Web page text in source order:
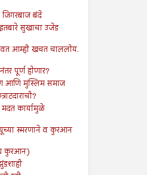
बंदे
सुखाचा उजेड
आम्ही खचत चाललोय.
पूर्ण होणार?
आणि मुस्लिम समाज
कार्यामुळे
स्मरणाने व कुरआन
कुरआन)